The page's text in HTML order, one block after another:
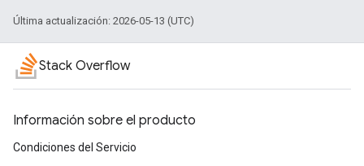
Última actualización: 2026-05-13 (UTC)
Stack Overflow
Información sobre el producto
Condiciones del Servicio